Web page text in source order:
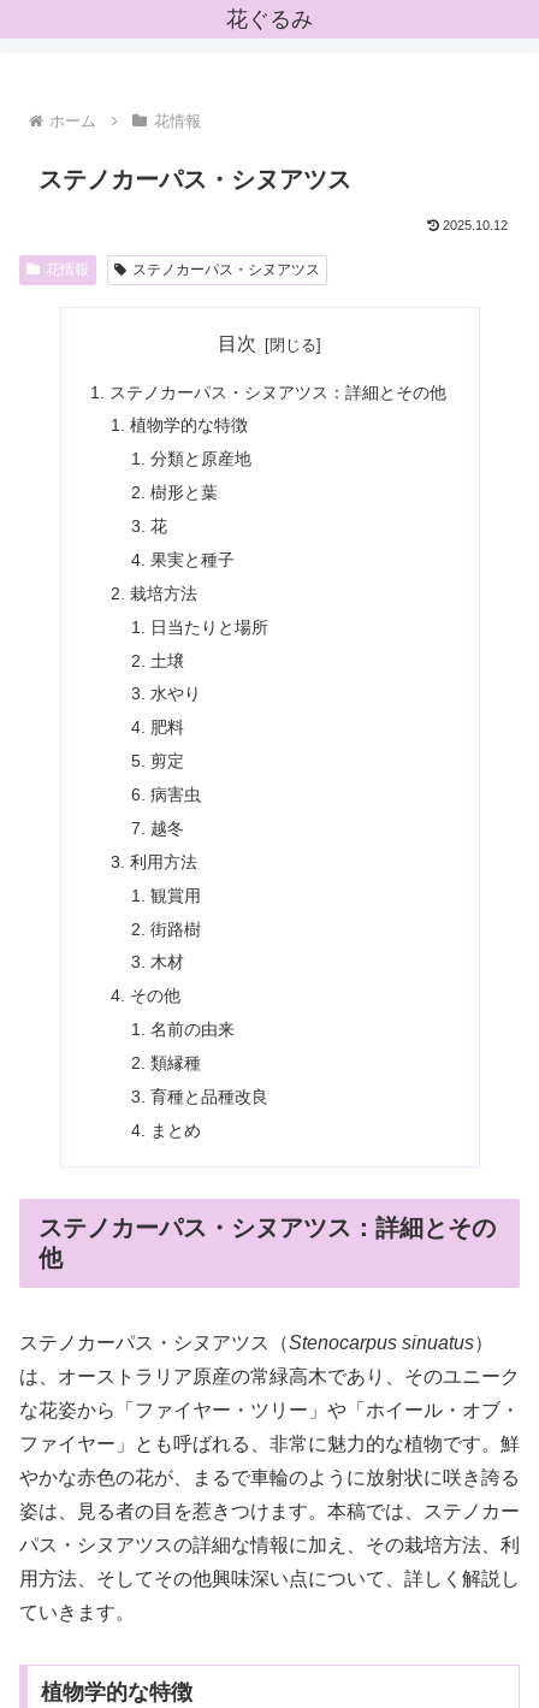
花ぐるみ
ホーム 花情報
ステノカーパス・シヌアツス
2025.10.12
花情報 ステノカーパス・シヌアツス
目次
ステノカーパス・シヌアツス：詳細とその他
植物学的な特徴
分類と原産地
樹形と葉
花
果実と種子
栽培方法
日当たりと場所
土壌
水やり
肥料
剪定
病害虫
越冬
利用方法
観賞用
街路樹
木材
その他
名前の由来
類縁種
育種と品種改良
まとめ
ステノカーパス・シヌアツス：詳細とその
他
ステノカーパス・シヌアツス（Stenocarpus sinuatus）
は、オーストラリア原産の常緑高木であり、そのユニーク
な花姿から「ファイヤー・ツリー」や「ホイール・オブ・
ファイヤー」とも呼ばれる、非常に魅力的な植物です。鮮
やかな赤色の花が、まるで車輪のように放射状に咲き誇る
姿は、見る者の目を惹きつけます。本稿では、ステノカー
パス・シヌアツスの詳細な情報に加え、その栽培方法、利
用方法、そしてその他興味深い点について、詳しく解説し
ていきます。
植物学的な特徴